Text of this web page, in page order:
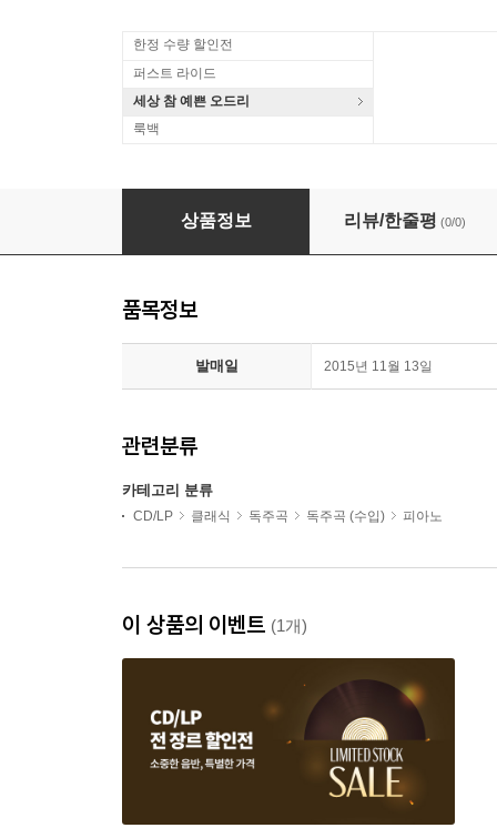
한정 수량 할인전
퍼스트 라이드
세상 참 예쁜 오드리
룩백
Julien Libeer 라벨 / 디누 리파티: 피아노 작
상품정보 리뷰/한줄평 (0/0)
품목정보
발매일 2015년 11월 13일
관련분류
카테고리 분류
CD/LP 클래식 독주곡 독주곡 (수입) 피아노
이 상품의 이벤트 (1개)